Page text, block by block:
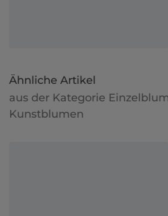
Ähnliche Artikel
aus der Kategorie
Kunstblumen